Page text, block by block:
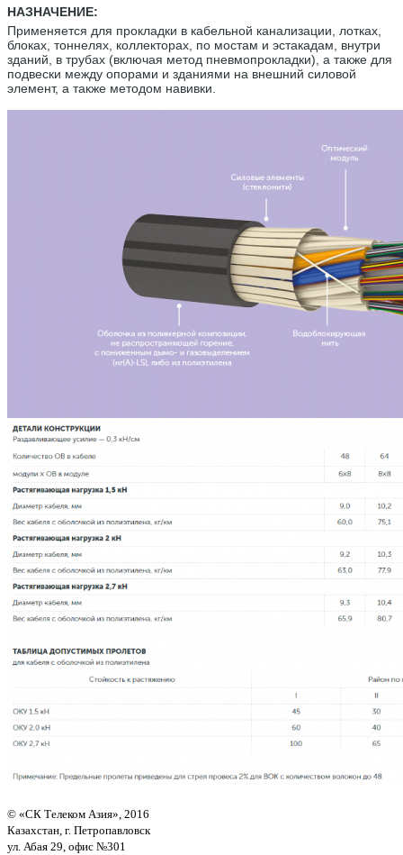
НАЗНАЧЕНИЕ:
Применяется для прокладки в кабельной канализации, лотках,
блоках, тоннелях, коллекторах, по мостам и эстакадам, внутри
зданий, в трубах (включая метод пневмопрокладки), а также для
подвески между опорами и зданиями на внешний силовой
элемент, а также методом навивки.
© «СК Телеком Азия», 2016
Казахстан, г. Петропавловск
ул. Абая 29, офис №301